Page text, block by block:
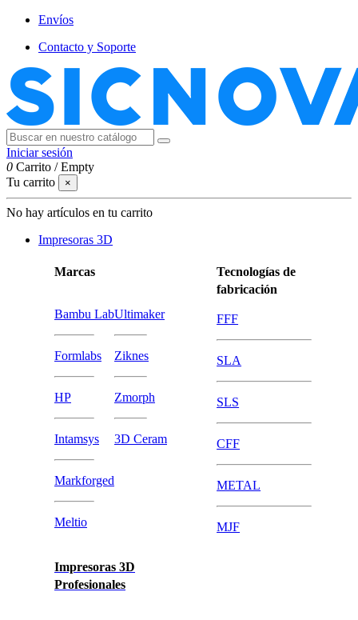
Envíos
Contacto y Soporte
Iniciar sesión
0 Carrito /Empty
Tu carrito
×
No hay artículos en tu carrito
Impresoras 3D
Marcas
Bambu Lab
Formlabs
HP
Intamsys
Markforged
Meltio
Ultimaker
Ziknes
Zmorph
3D Ceram
Impresoras 3D
Profesionales
Tecnologías de
fabricación
FFF
SLA
SLS
CFF
METAL
MJF